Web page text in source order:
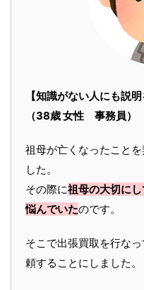
【知識がない人にも説
（38歳 女性 事務員）
祖母が亡くなったこと
した。
その際に祖母の大切に
悩んでいたのです。
そこで出張買取を行な
頼することにしました。